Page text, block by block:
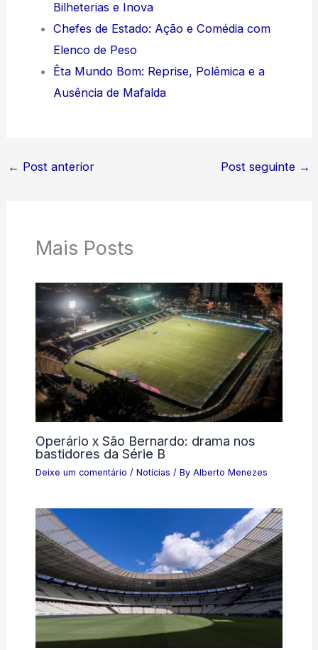
Bilheterias e Inova
Chefes de Estado: Ação e Comédia com
Elenco de Peso
Êta Mundo Bom: Reprise, Polêmica e a
Ausência de Mafalda
← Post anterior Post seguinte →
Mais Posts
Operário x São Bernardo: drama nos
bastidores da Série B
Deixe um comentário / Notícias / By Alberto Menezes